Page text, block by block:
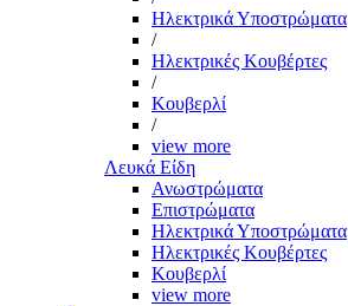
Ηλεκτρικά Υποστρώματα
/
Ηλεκτρικές Κουβέρτες
/
Κουβερλί
/
view more
Λευκά Είδη
Ανωστρώματα
Επιστρώματα
Ηλεκτρικά Υποστρώματα
Ηλεκτρικές Κουβέρτες
Κουβερλί
view more